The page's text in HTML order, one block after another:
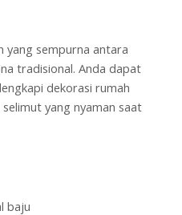
yang sempurna antara
tradisional. Anda dapat
dekorasi rumah
yang nyaman saat
baju